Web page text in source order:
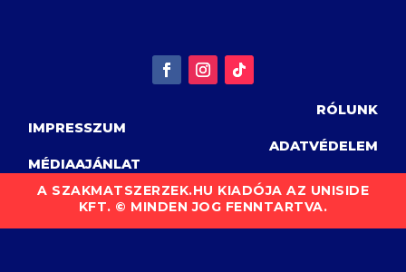
RÓLUNK
IMPRESSZUM
ADATVÉDELEM
MÉDIAAJÁNLAT
A SZAKMATSZERZEK.HU KIADÓJA AZ UNISIDE
KFT. © MINDEN JOG FENNTARTVA.